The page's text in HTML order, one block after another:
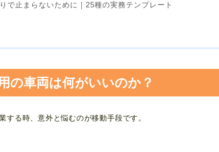
で止まらないために｜25種の実務テンプレート
の車両は何がいいのか？
する時、意外と悩むのが移動手段です。